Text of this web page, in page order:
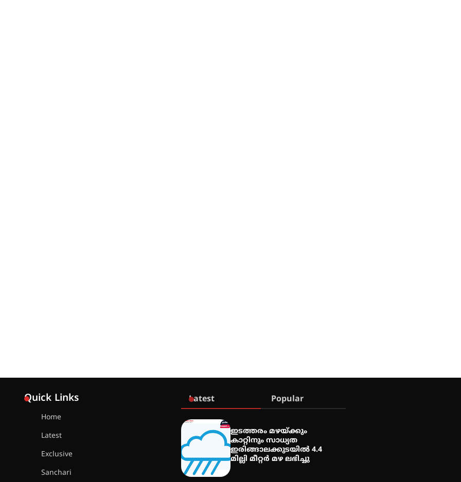
Quick Links
Home
Latest
Exclusive
Sanchari
Latest Popular
ഇടത്തരം മഴയ്ക്കും
കാറ്റിനും സാധ്യത
ഇരിങ്ങാലക്കുടയിൽ 4.4
മില്ലി മീറ്റർ മഴ ലഭിച്ചു